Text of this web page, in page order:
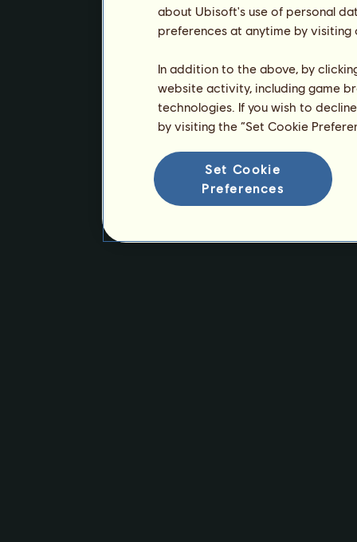
about Ubisoft's use of personal
preferences at anytime by
In addition to the above, by
website activity, including game
technologies. If you wish to
by visiting the “Set Cookie
Set Cookie
Preferences